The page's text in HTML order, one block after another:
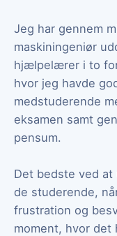
Jeg har gennem
maskiningeniør
hjælpelærer i to
hvor jeg havde
medstuderende
eksamen samt
pensum.
Det bedste ved
de studerende,
frustration og
moment, hvor det